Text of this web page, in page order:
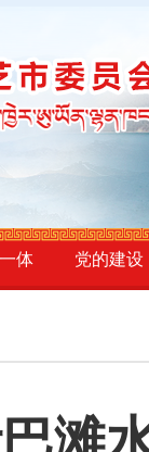
体 党的建设